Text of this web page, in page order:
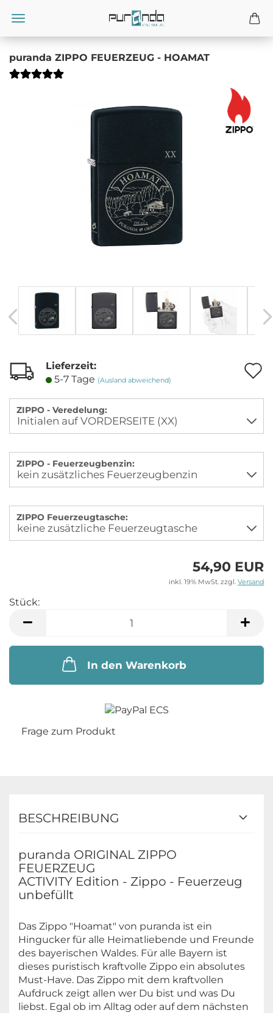
puranda ZIPPO FEUERZEUG - HOAMAT
Lieferzeit:
5-7 Tage (Ausland abweichend)
ZIPPO - Veredelung:
ZIPPO - Feuerzeugbenzin:
ZIPPO Feuerzeugtasche:
54,90 EUR
inkl. 19% MwSt. zzgl. Versand
Stück:
In den Warenkorb
Frage zum Produkt
BESCHREIBUNG
puranda ORIGINAL ZIPPO
FEUERZEUG
ACTIVITY Edition - Zippo - Feuerzeug
unbefüllt
Das Zippo "Hoamat" von puranda ist ein
Hingucker für alle Heimatliebende und Freunde
des bayerischen Waldes. Für alle Bayern ist
dieses puristisch kraftvolle Zippo ein absolutes
Must-Have. Das Zippo mit dem kraftvollen
Aufdruck zeigt allen wer Du bist und was Du
liebst. Egal ob im Alltag oder auf dem nächsten